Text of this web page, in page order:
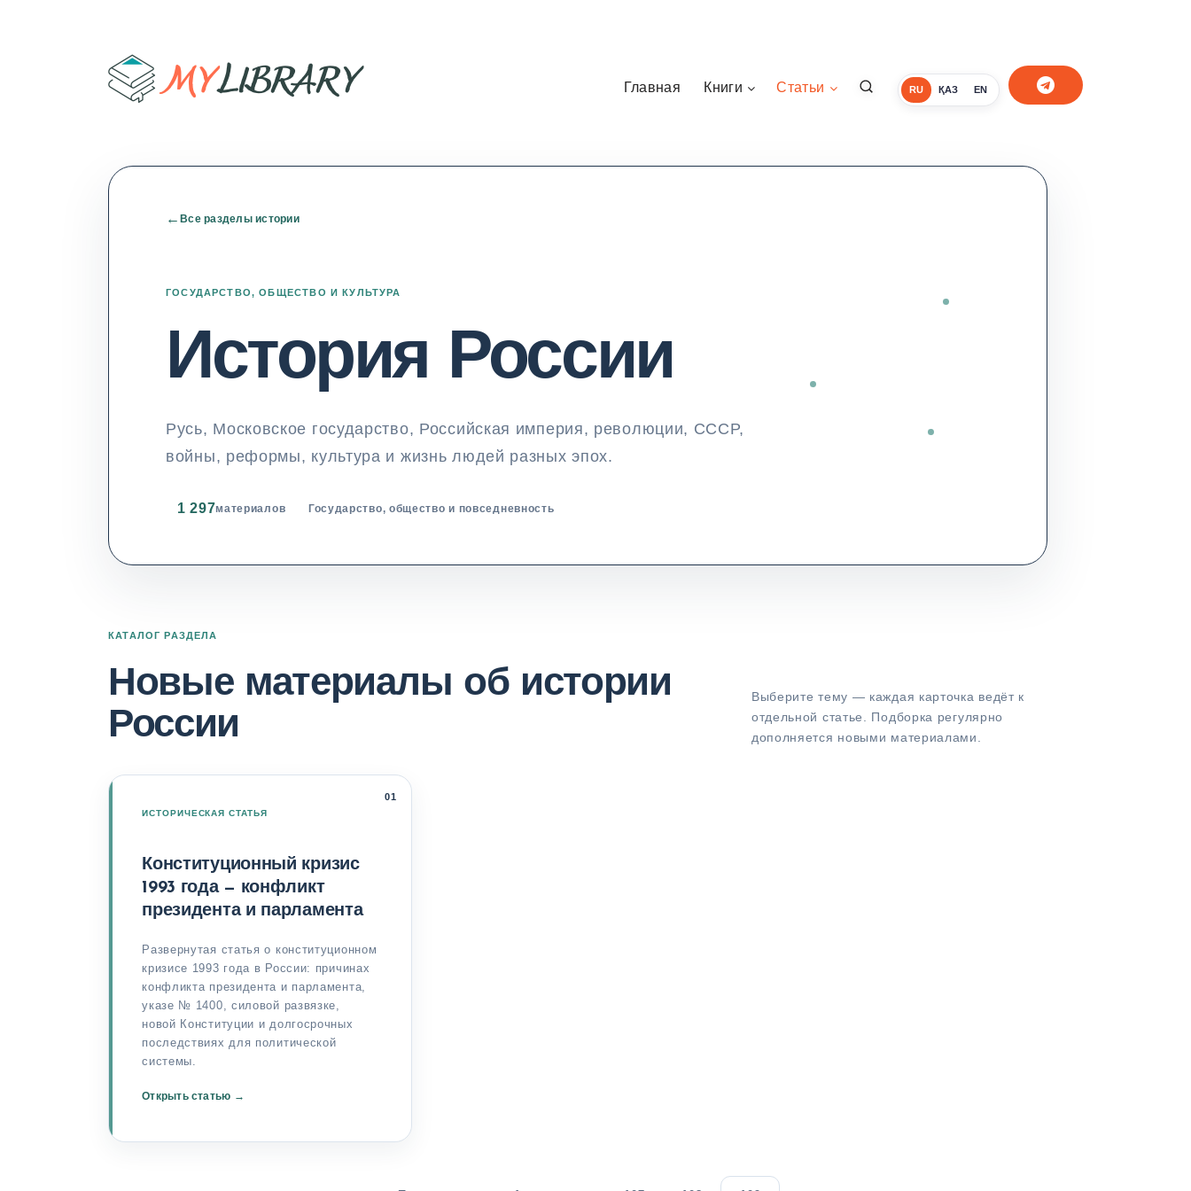
RU ҚАЗ EN
Главная Книги Статьи
←Все разделы истории
ГОСУДАРСТВО, ОБЩЕСТВО И КУЛЬТУРА
История России
Русь, Московское государство, Российская империя, революции, СССР,
войны, реформы, культура и жизнь людей разных эпох.
1 297материалов Государство, общество и повседневность
КАТАЛОГ РАЗДЕЛА
Новые материалы об истории
России
Выберите тему — каждая карточка ведёт к
отдельной статье. Подборка регулярно
дополняется новыми материалами.
Конституционный кризис
1993 года — конфликт
президента и парламента
Развернутая статья о конституционном
кризисе 1993 года в России: причинах
конфликта президента и парламента,
указе № 1400, силовой развязке,
новой Конституции и долгосрочных
последствиях для политической
системы.